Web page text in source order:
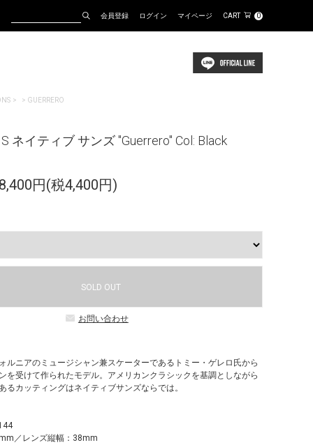
会員登録 ログイン マイページ CART 0
> GUERRERO
ネイティブ サンズ "Guerrero" Col: Black
円(税4,400円)
SOLD OUT
お問い合わせ
ルニアのミュージシャン兼スケーターであるトミー・ゲレロ氏から
を受けて作られたモデル。アメリカンクラシックを基調としながら
るカッティングはネイティブサンズならでは。
／レンズ縦幅：38mm